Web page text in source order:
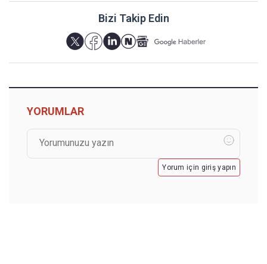
Bizi Takip Edin
YORUMLAR
Yorum için giriş yapın